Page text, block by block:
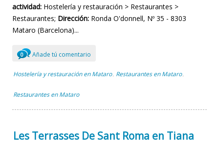
actividad: Hostelería y restauración > Restaurantes >
Restaurantes; Dirección: Ronda O'donnell, Nº 35 - 8303
Mataro (Barcelona)...
0 Añade tú comentario
Hostelería y restauración en Mataro , Restaurantes en Mataro ,
Restaurantes en Mataro
Les Terrasses De Sant Roma en Tiana